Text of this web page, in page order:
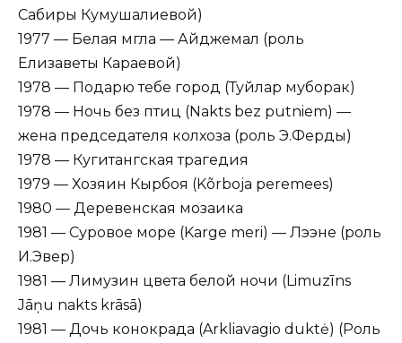
Сабиры Кумушалиевой)
1977 — Белая мгла — Айджемал (роль
Елизаветы Караевой)
1978 — Подарю тебе город (Туйлар муборак)
1978 — Ночь без птиц (Nakts bez putniem) —
жена председателя колхоза (роль Э.Ферды)
1978 — Кугитангская трагедия
1979 — Хозяин Кырбоя (Kõrboja peremees)
1980 — Деревенская мозаика
1981 — Суровое море (Karge meri) — Лээне (роль
И.Эвер)
1981 — Лимузин цвета белой ночи (Limuzīns
Jāņu nakts krāsā)
1981 — Дочь конокрада (Arkliavagio duktė) (Роль